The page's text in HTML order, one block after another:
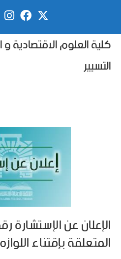
كلية العلوم الاقتصادية
التسيير
المتعلقة بإقتناء